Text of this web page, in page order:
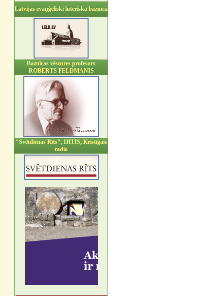
Latvijas evaņģēliski luteriskā baznīca
Baznīcas vēstures profesors
ROBERTS FELDMANIS
"Svētdienas Rīts", IHTIS, Kristīgais
radio